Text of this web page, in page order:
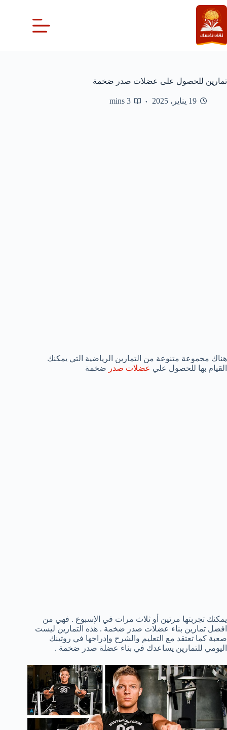
التجاوز
إلى
المحتوى
تمارين للحصول على عضلات صدر ضخمة
19 يناير، 2025 3 mins
هناك مجموعة متنوعة من التمارين الرياضية التي يمكنك
القيام بها للحصول علي عضلات صدر ضخمة
يمكنك تجربتها مرتين أو ثلاث مرات في الإسبوع . فهي من
افضل تمارين بناء عضلات صدر ضخمة . هذه التمارين ليست
صعبة كما تعتقد مع التعليم والشرح وإدراجها في روتينك
اليومي للتمارين يساعدك في بناء عضلة صدر ضخمة .